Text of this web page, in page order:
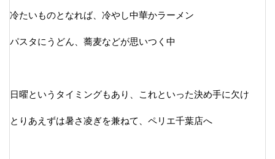
冷たいものとなれば、冷やし中華かラーメン
パスタにうどん、蕎麦などが思いつく中
日曜というタイミングもあり、これといった決め手に欠け
とりあえずは暑さ凌ぎを兼ねて、ペリエ千葉店へ